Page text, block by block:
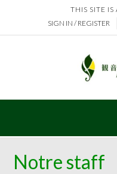
content
THIS SITE IS
SIGN IN / REGISTER
Notre staff